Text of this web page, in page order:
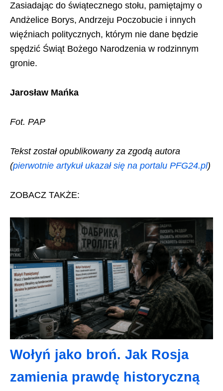
Zasiadając do świątecznego stołu, pamiętajmy o
Andżelice Borys, Andrzeju Poczobucie i innych
więźniach politycznych, którym nie dane będzie
spędzić Świąt Bożego Narodzenia w rodzinnym
gronie.
Jarosław Mańka
Fot. PAP
Tekst został opublikowany za zgodą autora
(pierwotnie artykuł ukazał się na portalu PFG24.pl)
ZOBACZ TAKŻE:
Wołyń jako broń. Jak Rosja
zamienia prawdę historyczną